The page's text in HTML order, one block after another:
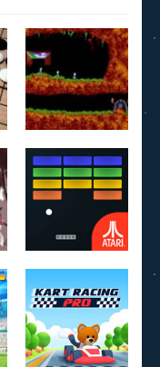
Lemmings
4.07K
Breakout
1.6K